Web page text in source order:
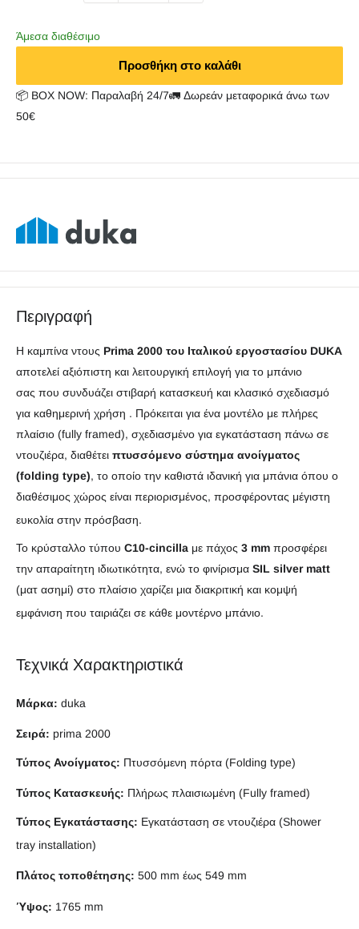
Άμεσα διαθέσιμο
Προσθήκη στο καλάθι
📦 BOX NOW: Παραλαβή 24/7🚛 Δωρεάν μεταφορικά άνω των
50€
Περιγραφή
Η καμπίνα ντους Prima 2000 του Ιταλικού εργοστασίου DUKA
αποτελεί αξιόπιστη και λειτουργική επιλογή για το μπάνιο
σας που συνδυάζει στιβαρή κατασκευή και κλασικό σχεδιασμό
για καθημερινή χρήση . Πρόκειται για ένα μοντέλο με πλήρες
πλαίσιο (fully framed), σχεδιασμένο για εγκατάσταση πάνω σε
ντουζιέρα, διαθέτει πτυσσόμενο σύστημα ανοίγματος
(folding type), το οποίο την καθιστά ιδανική για μπάνια όπου ο
διαθέσιμος χώρος είναι περιορισμένος, προσφέροντας μέγιστη
ευκολία στην πρόσβαση.
Το κρύσταλλο τύπου C10-cincilla με πάχος 3 mm προσφέρει
την απαραίτητη ιδιωτικότητα, ενώ το φινίρισμα SIL silver matt
(ματ ασημί) στο πλαίσιο χαρίζει μια διακριτική και κομψή
εμφάνιση που ταιριάζει σε κάθε μοντέρνο μπάνιο.
Τεχνικά Χαρακτηριστικά
Μάρκα: duka
Σειρά: prima 2000
Τύπος Ανοίγματος: Πτυσσόμενη πόρτα (Folding type)
Τύπος Κατασκευής: Πλήρως πλαισιωμένη (Fully framed)
Τύπος Εγκατάστασης: Εγκατάσταση σε ντουζιέρα (Shower
tray installation)
Πλάτος τοποθέτησης: 500 mm έως 549 mm
Ύψος: 1765 mm